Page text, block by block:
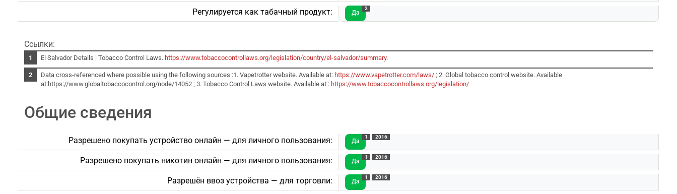
Регулируется как табачный продукт: Да
2
Ссылки:
El Salvador Details | Tobacco Control Laws. https://www.tobaccocontrollaws.org/legislation/country/el-salvador/summary.
Data cross-referenced where possible using the following sources :1. Vapetrotter website. Available at: https://www.vapetrotter.com/laws/ ; 2. Global tobacco control website. Available
at:https://www.globaltobaccocontrol.org/node/14052 ; 3. Tobacco Control Laws website. Available at : https://www.tobaccocontrollaws.org/legislation/
Общие сведения
Разрешено покупать устройство онлайн — для личного пользования: Да
1 2016
Разрешено покупать никотин онлайн — для личного пользования: Да
1 2016
Разрешён ввоз устройства — для торговли: Да
1 2016